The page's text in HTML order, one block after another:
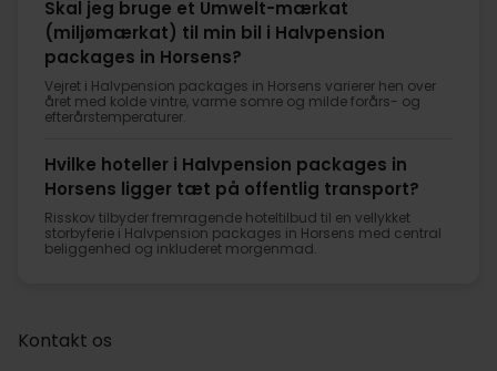
Skal jeg bruge et Umwelt-mærkat
(miljømærkat) til min bil i Halvpension
packages in Horsens?
Vejret i Halvpension packages in Horsens varierer hen over
året med kolde vintre, varme somre og milde forårs- og
efterårstemperaturer.
Hvilke hoteller i Halvpension packages in
Horsens ligger tæt på offentlig transport?
Risskov tilbyder fremragende hoteltilbud til en vellykket
storbyferie i Halvpension packages in Horsens med central
beliggenhed og inkluderet morgenmad.
Kontakt os